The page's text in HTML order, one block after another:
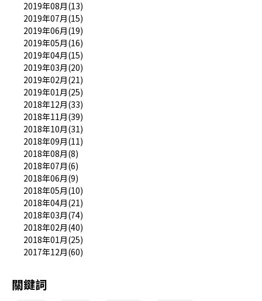
2019年08月(13)
2019年07月(15)
2019年06月(19)
2019年05月(16)
2019年04月(15)
2019年03月(20)
2019年02月(21)
2019年01月(25)
2018年12月(33)
2018年11月(39)
2018年10月(31)
2018年09月(11)
2018年08月(8)
2018年07月(6)
2018年06月(9)
2018年05月(10)
2018年04月(21)
2018年03月(74)
2018年02月(40)
2018年01月(25)
2017年12月(60)
關鍵詞